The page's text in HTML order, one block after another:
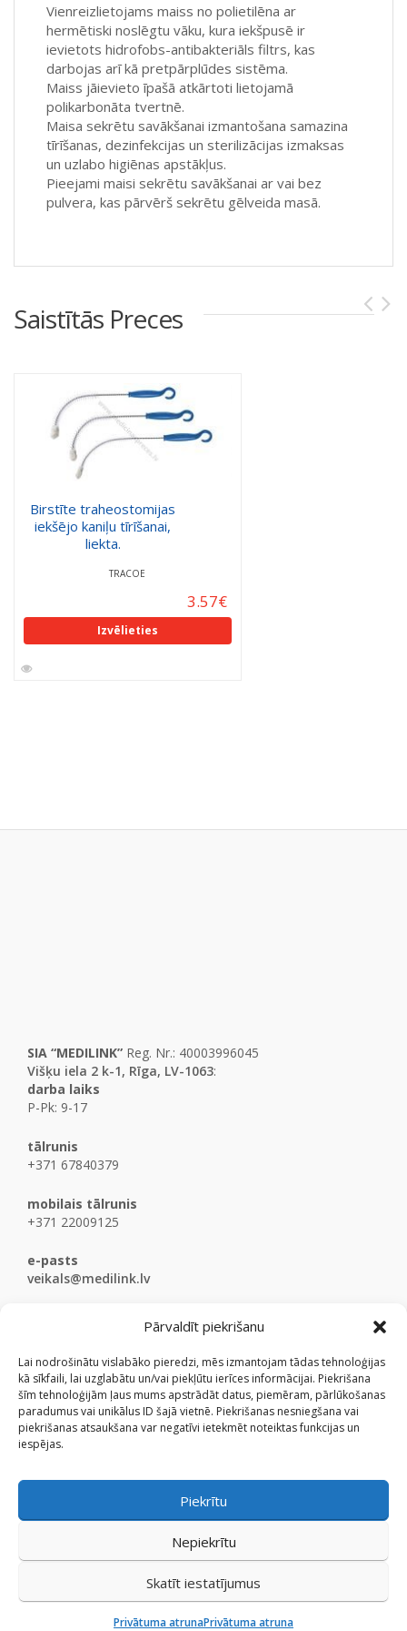
Pārvaldīt piekrišanu
Lai nodrošinātu vislabāko pieredzi, mēs izmantojam tādas tehnoloģijas
kā sīkfaili, lai uzglabātu un/vai piekļūtu ierīces informācijai. Piekrišana
šīm tehnoloģijām ļaus mums apstrādāt datus, piemēram, pārlūkošanas
paradumus vai unikālus ID šajā vietnē. Piekrišanas nesniegšana vai
piekrišanas atsaukšana var negatīvi ietekmēt noteiktas funkcijas un
iespējas.
Piekrītu
Nepiekrītu
Skatīt iestatījumus
Privātuma atrunaPrivātuma atruna
Vienreizlietojams maiss no polietilēna ar
hermētiski noslēgtu vāku, kura iekšpusē ir
ievietots hidrofobs-antibakteriāls filtrs, kas
darbojas arī kā pretpārplūdes sistēma.
Maiss jāievieto īpašā atkārtoti lietojamā
polikarbonāta tvertnē.
Maisa sekrētu savākšanai izmantošana samazina
tīrīšanas, dezinfekcijas un sterilizācijas izmaksas
un uzlabo higiēnas apstākļus.
Pieejami maisi sekrētu savākšanai ar vai bez
pulvera, kas pārvērš sekrētu gēlveida masā.
Saistītās Preces
Birstīte traheostomijas
iekšējo kaniļu tīrīšanai,
liekta.
TRACOE
3.57€
Izvēlieties
SIA “MEDILINK” Reg. Nr.: 40003996045
Višķu iela 2 k-1, Rīga, LV-1063:
darba laiks
P-Pk: 9-17
tālrunis
+371 67840379
mobilais tālrunis
+371 22009125
e-pasts
veikals@medilink.lv
© Medicinaspreces.lv 2009 - 2026.